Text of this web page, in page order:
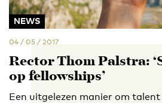
NEWS
04 / 05 / 2017
Rector Thom Palstra:
op fellowships’
Een uitgelezen manier om